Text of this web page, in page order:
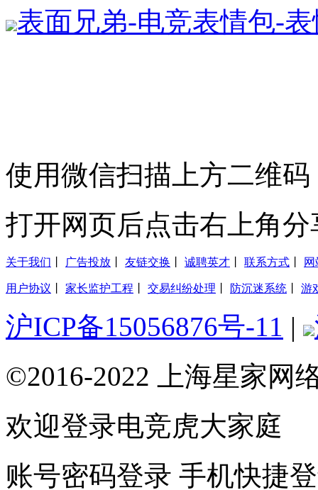
表面兄弟-电竞表情包-
使用微信扫描上方二维码
打开网页后点击右上角分
关于我们 广告投放 友链交换 诚聘英才 联系方式
用户协议 家长监护工程 交易纠纷处理 防沉迷系统 游
沪ICP备15056876号-11 |
©2016-2022 上海星家网
欢迎登录电竞虎大家庭
账号密码登录 手机快捷